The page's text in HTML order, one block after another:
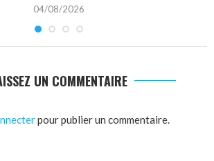
04/08/2026
UN COMMENTAIRE
pour publier un commentaire.